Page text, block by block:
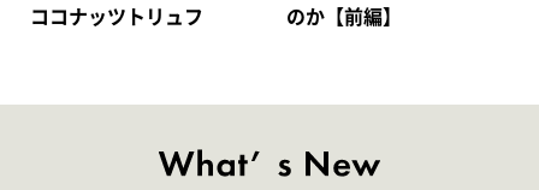
ココナッツトリュフ
のか【前編】